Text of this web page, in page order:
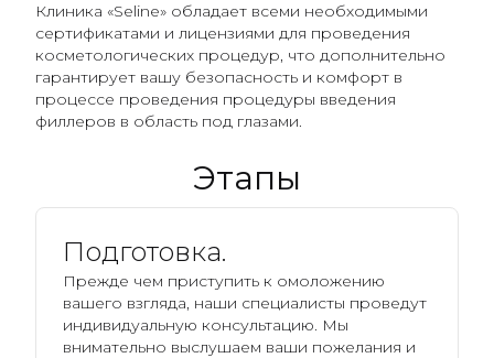
Клиника «Seline» обладает всеми необходимыми
сертификатами и лицензиями для проведения
косметологических процедур, что дополнительно
гарантирует вашу безопасность и комфорт в
процессе проведения процедуры введения
филлеров в область под глазами.
Этапы
Подготовка.
Прежде чем приступить к омоложению
вашего взгляда, наши специалисты проведут
индивидуальную консультацию. Мы
внимательно выслушаем ваши пожелания и